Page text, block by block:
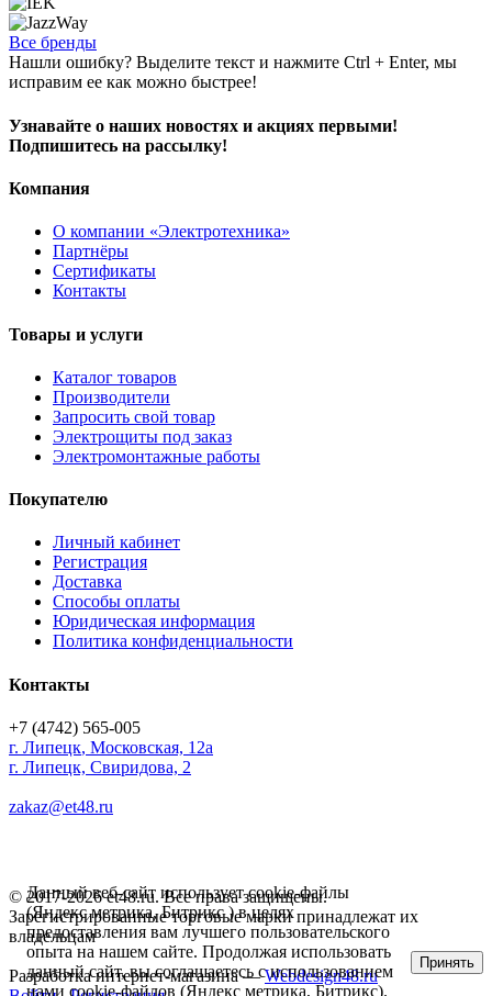
Все бренды
Нашли ошибку? Выделите текст и нажмите Ctrl + Enter, мы
исправим ее как можно быстрее!
Узнавайте о наших новостях и акциях первыми!
Подпишитесь на рассылку!
Компания
О компании «Электротехника»
Партнёры
Сертификаты
Контакты
Товары и услуги
Каталог товаров
Производители
Запросить свой товар
Электрощиты под заказ
Электромонтажные работы
Покупателю
Личный кабинет
Регистрация
Доставка
Способы оплаты
Юридическая информация
Политика конфиденциальности
Контакты
+7 (4742) 565-005
г. Липецк, Московская, 12а
г. Липецк, Свиридова, 2
zakaz@et48.ru
© 2017-2026 et48.ru. Все права защищены.
Зарегистрированные торговые марки принадлежат их
владельцам
Разработка интернет-магазина —Webdesign48.ru
Данный веб-сайт использует cookie-файлы
(Яндекс метрика, Битрикс ) в целях
предоставления вам лучшего пользовательского
опыта на нашем сайте. Продолжая использовать
данный сайт, вы соглашаетесь с использованием
нами cookie-файлов (Яндекс метрика, Битрикс).
Принять